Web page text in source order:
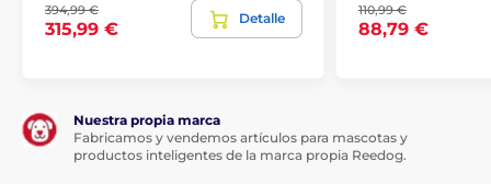
394,99 €
315,99 €
Detalle 110,99 €
88,79 €
Nuestra propia marca
Fabricamos y vendemos artículos para mascotas y
productos inteligentes de la marca propia Reedog.